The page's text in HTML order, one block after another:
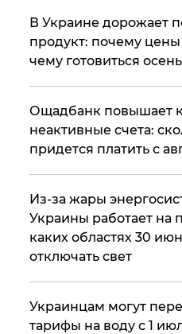
В Украине дорожает
продукт: почему цены
чему готовиться
​Ощадбанк повышает
неактивные счета:
придется платить с
Из-за жары
Украины работает на
каких областях 30
отключать свет
Украинцам могут
тарифы на воду с 1